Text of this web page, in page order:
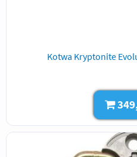
Kotwa Kryptonite